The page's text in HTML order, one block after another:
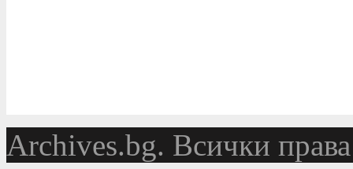
Аrchives.bg. Всички права